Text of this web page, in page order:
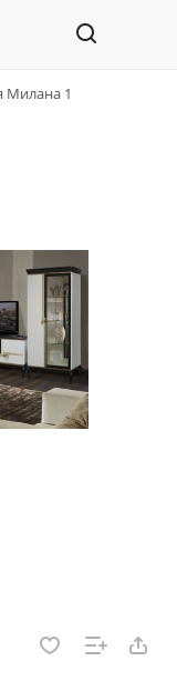
Милана 1